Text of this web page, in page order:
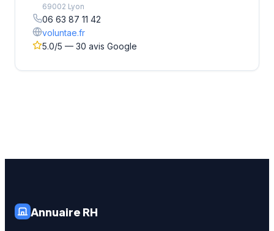
69002 Lyon
06 63 87 11 42
voluntae.fr
5.0/5 — 30 avis Google
Annuaire RH